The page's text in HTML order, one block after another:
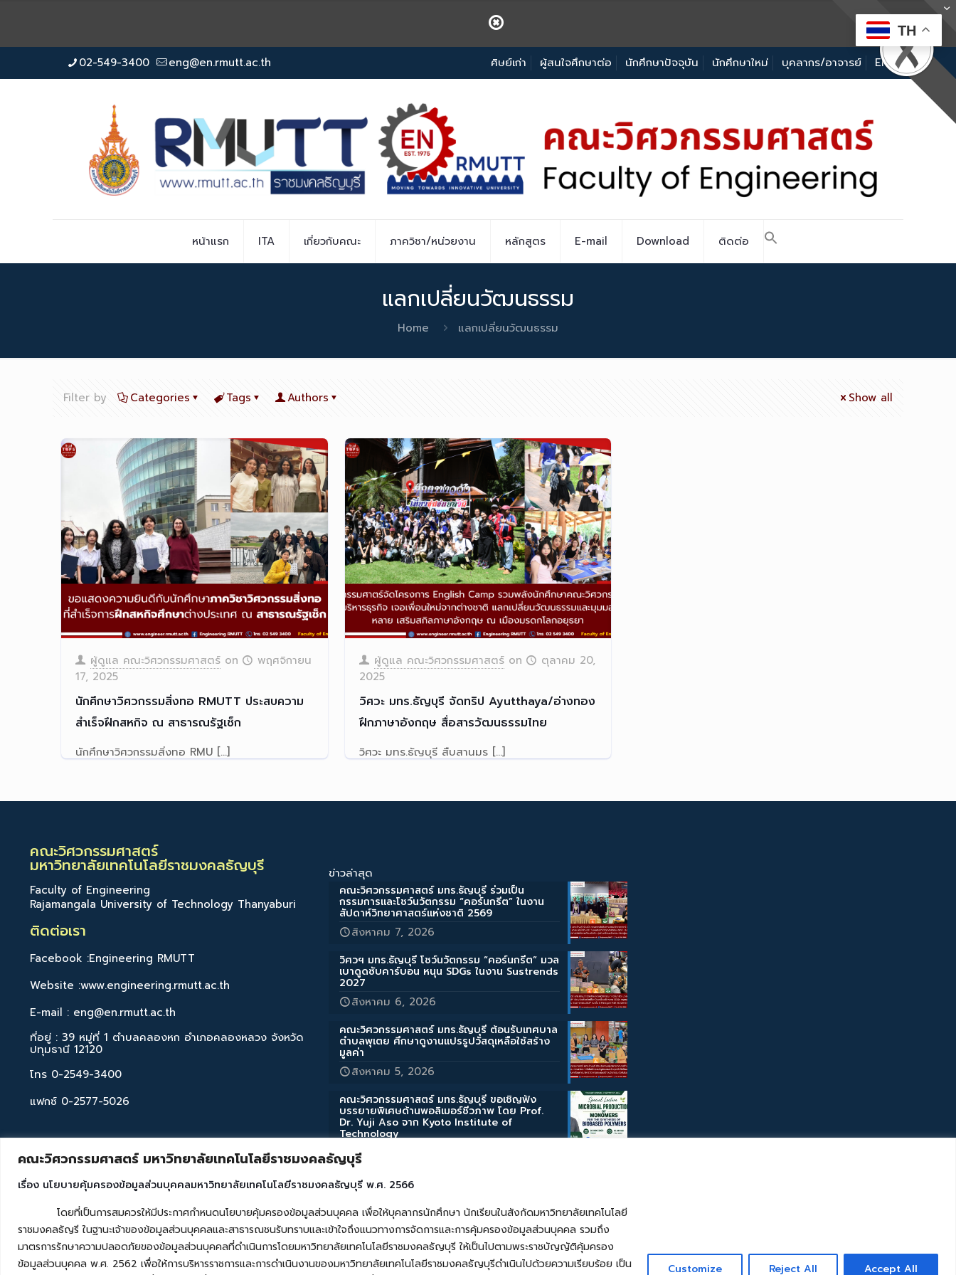
คณะวิศวกรรมศาสตร์ มหาวิทยาลัยเทคโนโลยีราชมงคลธัญบุรี
เรื่อง นโยบายคุ้มครองข้อมูลส่วนบุคคลมหาวิทยาลัยเทคโนโลยีราชมงคลธัญบุรี พ.ศ. 2566
โดยที่เป็นการสมควรให้มีประกาศกำหนดนโยบายคุ้มครองข้อมูลส่วนบุคคล เพื่อให้บุคลากรนักศึกษา นักเรียนในสังกัดมหาวิทยาลัยเทคโนโลยี
ราชมงคลธัญรี ในฐานะเจ้าของข้อมูลส่วนบุคคลและสาธารณชนรับทราบและเข้าใจถึงแนวทางการจัดการและการคุ้มครองข้อมูลส่วนบุคคล รวมถึง
มาตรการรักษาความปลอดภัยของข้อมูลส่วนบุคคลที่ดำเนินการโดยมหาวิทยาลัยเทคโนโลยีราชมงคลธัญบุรี ให้เป็นไปตามพระราชบัญญัติคุ้มครอง
ข้อมูลส่วนบุคคล พ.ศ. 2562 เพื่อให้การบริหารราชการและการดำเนินงานของมหาวิทยาลัยเทคโนโลยีราชมงคลธัญบุรีดำเนินไปด้วยความเรียบร้อย เป็น
Customize Reject All Accept All
02-549-3400 eng@en.rmutt.ac.th ศิษย์เก่า ผู้สนใจศึกษาต่อ นักศึกษาปัจจุบัน นักศึกษาใหม่ บุคลากร/อาจารย์ EN
หน้าแรก ITA เกี่ยวกับคณะ ภาควิชา/หน่วยงาน หลักสูตร E-mail Download ติดต่อ
แลกเปลี่ยนวัฒนธรรม
Home แลกเปลี่ยนวัฒนธรรม
Filter by Categories Tags Authors Show all
ผู้ดูแล คณะวิศวกรรมศาสตร์ on
พฤศจิกายน
17, 2025
นักศึกษาวิศวกรรมสิ่งทอ RMUTT ประสบความ
สำเร็จฝึกสหกิจ ณ สาธารณรัฐเช็ก
นักศึกษาวิศวกรรมสิ่งทอ RMU[…]
ผู้ดูแล คณะวิศวกรรมศาสตร์ on
ตุลาคม 20,
2025
วิศวะ มทร.ธัญบุรี จัดทริป Ayutthaya/อ่างทอง
ฝึกภาษาอังกฤษ สื่อสารวัฒนธรรมไทย
วิศวะ มทร.ธัญบุรี สืบสานมร[…]
คณะวิศวกรรมศาสตร์
มหาวิทยาลัยเทคโนโลยีราชมงคลธัญบุรี
Faculty of Engineering
Rajamangala University of Technology Thanyaburi
ติดต่อเรา
Facebook :Engineering RMUTT
Website :www.engineering.rmutt.ac.th
E-mail : eng@en.rmutt.ac.th
ที่อยู่ : 39 หมู่ที่ 1 ตำบลคลองหก อำเภอคลองหลวง จังหวัด
ปทุมธานี 12120
โทร 0-2549-3400
แฟกซ์ 0-2577-5026
ข่าวล่าสุด
คณะวิศวกรรมศาสตร์ มทร.ธัญบุรี ร่วมเป็น
กรรมการและโชว์นวัตกรรม “คอร์นกรีต” ในงาน
สัปดาห์วิทยาศาสตร์แห่งชาติ 2569
สิงหาคม 7, 2026
วิศวฯ มทร.ธัญบุรี โชว์นวัตกรรม “คอร์นกรีต” มวล
เบาดูดซับคาร์บอน หนุน SDGs ในงาน Sustrends
2027
สิงหาคม 6, 2026
คณะวิศวกรรมศาสตร์ มทร.ธัญบุรี ต้อนรับเทศบาล
ตำบลพุเตย ศึกษาดูงานแปรรูปวัสดุเหลือใช้สร้าง
มูลค่า
สิงหาคม 5, 2026
คณะวิศวกรรมศาสตร์ มทร.ธัญบุรี ขอเชิญฟัง
บรรยายพิเศษด้านพอลิเมอร์ชีวภาพ โดย Prof.
Dr. Yuji Aso จาก Kyoto Institute of
Technology
สิงหาคม 3, 2026
คณะวิศวกรรมศาสตร์ มทร.ธัญบุรี ขอเชิญฟัง
บรรยายพิเศษด้านสิ่งแวดล้อมและการเกษตร โดย
Assoc. Prof. Takahashi Katsuyuki จาก Iwate
University
สิงหาคม 3, 2026
TH